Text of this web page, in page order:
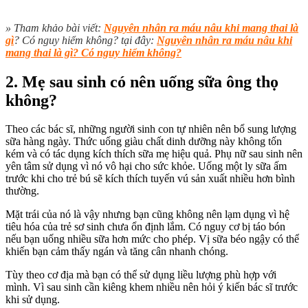
» Tham khảo bài viết: Nguyên nhân ra máu nâu khi mang thai là
gì? Có nguy hiểm không? tại đây: Nguyên nhân ra máu nâu khi
mang thai là gì? Có nguy hiểm không?
2. Mẹ sau sinh có nên uống sữa ông thọ
không?
Theo các bác sĩ, những người sinh con tự nhiên nên bổ sung lượng
sữa hàng ngày. Thức uống giàu chất dinh dưỡng này không tốn
kém và có tác dụng kích thích sữa mẹ hiệu quả. Phụ nữ sau sinh nên
yên tâm sử dụng vì nó vô hại cho sức khỏe. Uống một ly sữa ấm
trước khi cho trẻ bú sẽ kích thích tuyến vú sản xuất nhiều hơn bình
thường.
Mặt trái của nó là vậy nhưng bạn cũng không nên lạm dụng vì hệ
tiêu hóa của trẻ sơ sinh chưa ổn định lắm. Có nguy cơ bị táo bón
nếu bạn uống nhiều sữa hơn mức cho phép. Vị sữa béo ngậy có thể
khiến bạn cảm thấy ngán và tăng cân nhanh chóng.
Tùy theo cơ địa mà bạn có thể sử dụng liều lượng phù hợp với
mình. Vì sau sinh cần kiêng khem nhiều nên hỏi ý kiến ​​bác sĩ trước
khi sử dụng.